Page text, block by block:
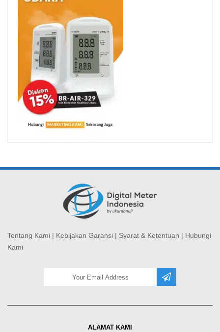
Tentang Kami | Kebijakan Garansi | Syarat & Ketentuan | Hubungi
Kami
ALAMAT KAMI